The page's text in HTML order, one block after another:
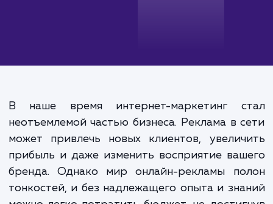
В наше время интернет-маркетинг
неотъемлемой частью бизнеса. Реклама в
может привлечь новых клиентов,